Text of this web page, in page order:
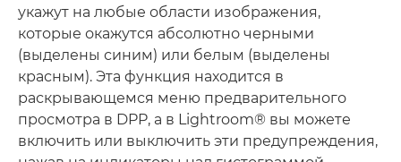
укажут на любые области изображения,
которые окажутся абсолютно черными
(выделены синим) или белым (выделены
красным). Эта функция находится в
раскрывающемся меню предварительного
просмотра в DPP, а в Lightroom® вы можете
включить или выключить эти предупреждения,